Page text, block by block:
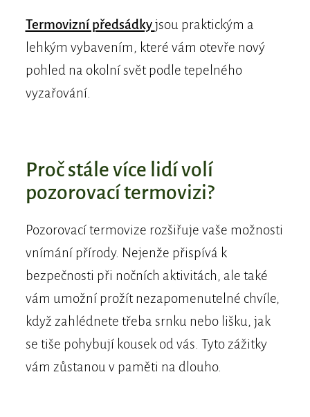
Termovizní předsádkyjsou praktickým a
lehkým vybavením, které vám otevře nový
pohled na okolní svět podle tepelného
vyzařování.
Proč stále více lidí volí
pozorovací termovizi?
Pozorovací termovize rozšiřuje vaše možnosti
vnímání přírody. Nejenže přispívá k
bezpečnosti při nočních aktivitách, ale také
vám umožní prožít nezapomenutelné chvíle,
když zahlédnete třeba srnku nebo lišku, jak
se tiše pohybují kousek od vás. Tyto zážitky
vám zůstanou v paměti na dlouho.